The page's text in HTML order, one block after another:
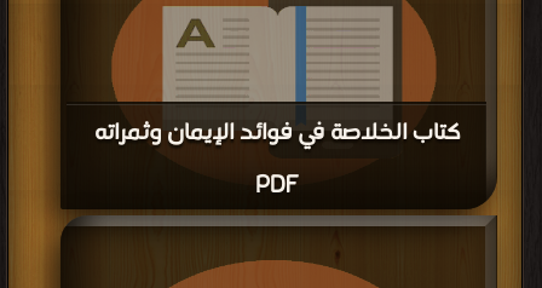
كتاب الخلاصة في فوائد الإيمان وثمراته
PDF
قراءة و تحميل كتاب كتاب الخلاصة في فوائد الإيمان وثمراته PDF مجانا | مكتبة >
أفضل كتب في تنزيل مباشر| التحميل : مرة/مرات